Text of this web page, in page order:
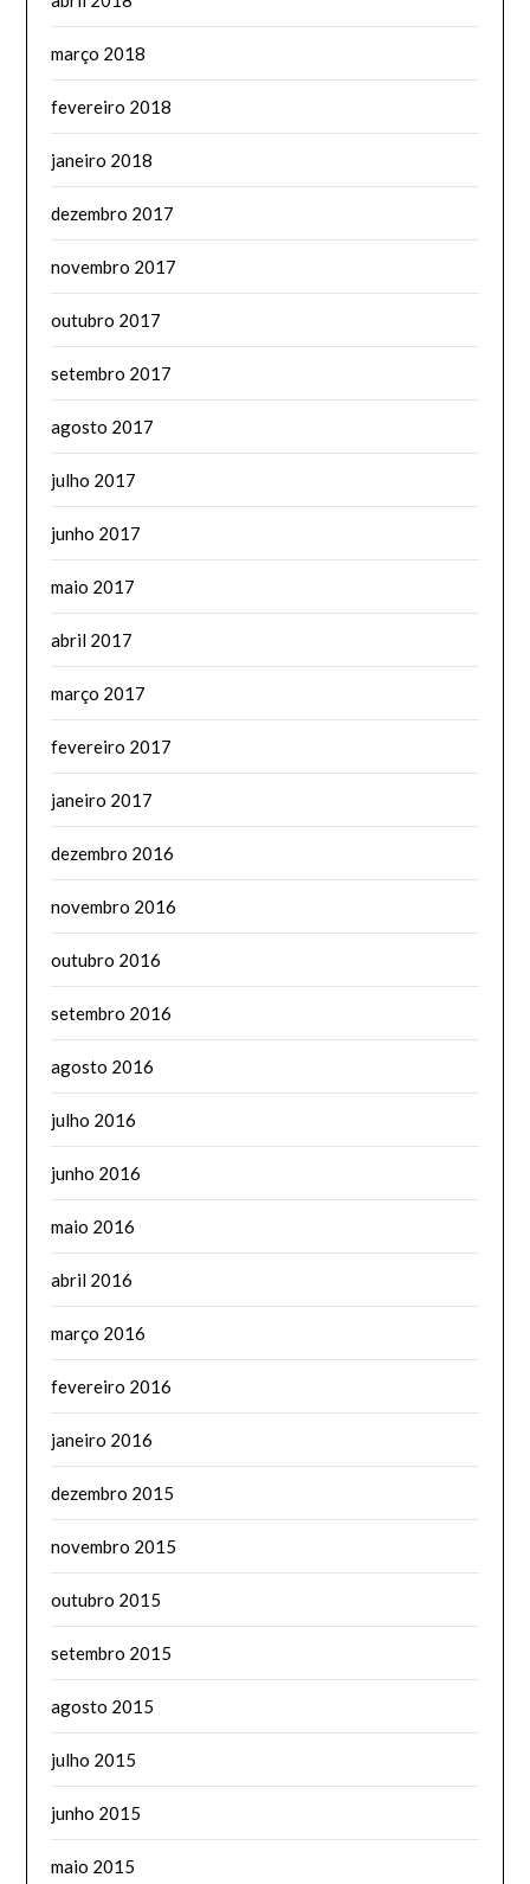
março 2018
fevereiro 2018
janeiro 2018
dezembro 2017
novembro 2017
outubro 2017
setembro 2017
agosto 2017
julho 2017
junho 2017
maio 2017
abril 2017
março 2017
fevereiro 2017
janeiro 2017
dezembro 2016
novembro 2016
outubro 2016
setembro 2016
agosto 2016
julho 2016
junho 2016
maio 2016
abril 2016
março 2016
fevereiro 2016
janeiro 2016
dezembro 2015
novembro 2015
outubro 2015
setembro 2015
agosto 2015
julho 2015
junho 2015
maio 2015